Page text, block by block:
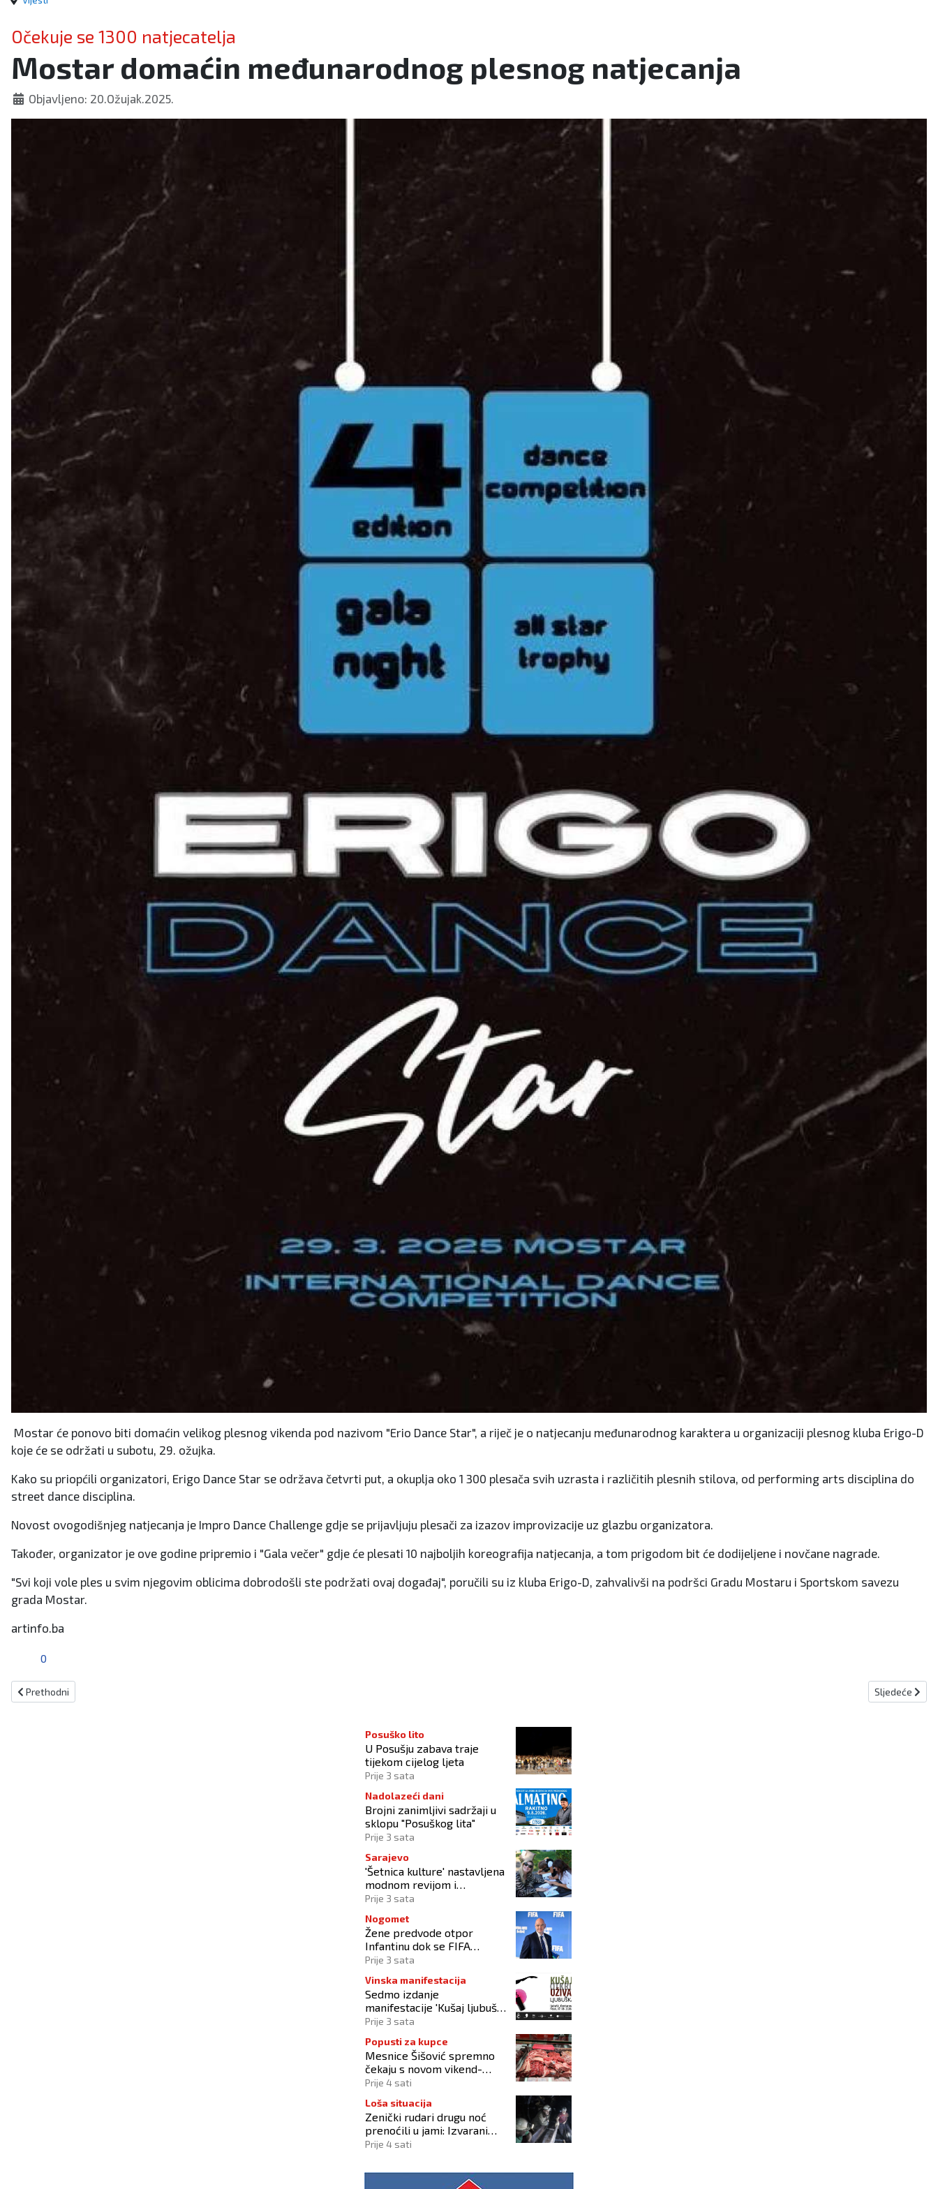
Očekuje se 1300 natjecatelja
Mostar domaćin međunarodnog plesnog natjecanja
Objavljeno: 20.Ožujak.2025.
Mostar će ponovo biti domaćin velikog plesnog vikenda pod nazivom "Erio Dance Star", a riječ je o natjecanju međunarodnog karaktera u organizaciji plesnog kluba Erigo-D
koje će se održati u subotu, 29. ožujka.
Kako su priopćili organizatori, Erigo Dance Star se održava četvrti put, a okuplja oko 1 300 plesača svih uzrasta i različitih plesnih stilova, od performing arts disciplina do
street dance disciplina.
Novost ovogodišnjeg natjecanja je Impro Dance Challenge gdje se prijavljuju plesači za izazov improvizacije uz glazbu organizatora.
Također, organizator je ove godine pripremio i "Gala večer" gdje će plesati 10 najboljih koreografija natjecanja, a tom prigodom bit će dodijeljene i novčane nagrade.
"Svi koji vole ples u svim njegovim oblicima dobrodošli ste podržati ovaj događaj", poručili su iz kluba Erigo-D, zahvalivši na podršci Gradu Mostaru i Sportskom savezu
grada Mostar.
artinfo.ba
0
Prethodni članak: Najavljena nova sjednica Općinskog vijeća Kiseljak
Prethodni Sljedeći
Sljedeće
Posuško lito
U Posušju zabava traje
tijekom cijelog ljeta
Prije 3 sata
Nadolazeći dani
Brojni zanimljivi sadržaji u
sklopu "Posuškog lita"
Prije 3 sata
Sarajevo
'Šetnica kulture' nastavljena
modnom revijom i
predstavljanjem kozmetike
Prije 3 sata
Nogomet
Žene predvode otpor
Infantinu dok se FIFA
suočava s krizom
Prije 3 sata
Vinska manifestacija
Sedmo izdanje
manifestacije 'Kušaj ljubuška
vina' donosi vrhunska vina,
Prije 3 sata
Popusti za kupce
Mesnice Šišović spremno
čekaju s novom vikend-
akcijom!
Prije 4 sati
Loša situacija
Zenički rudari drugu noć
prenoćili u jami: Izvarani
smo, više nikome ne
Prije 4 sati